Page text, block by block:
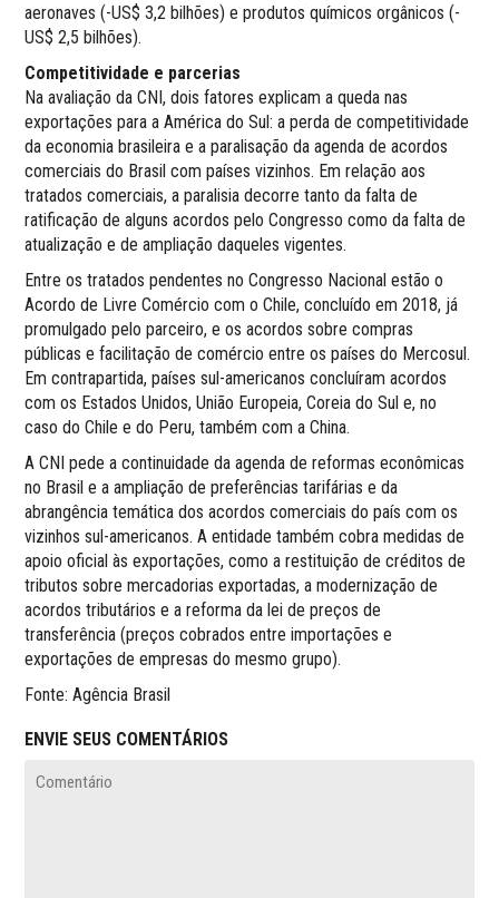
aeronaves (-US$ 3,2 bilhões) e produtos químicos orgânicos (-
US$ 2,5 bilhões).
Competitividade e parcerias
Na avaliação da CNI, dois fatores explicam a queda nas
exportações para a América do Sul: a perda de competitividade
da economia brasileira e a paralisação da agenda de acordos
comerciais do Brasil com países vizinhos. Em relação aos
tratados comerciais, a paralisia decorre tanto da falta de
ratificação de alguns acordos pelo Congresso como da falta de
atualização e de ampliação daqueles vigentes.
Entre os tratados pendentes no Congresso Nacional estão o
Acordo de Livre Comércio com o Chile, concluído em 2018, já
promulgado pelo parceiro, e os acordos sobre compras
públicas e facilitação de comércio entre os países do Mercosul.
Em contrapartida, países sul-americanos concluíram acordos
com os Estados Unidos, União Europeia, Coreia do Sul e, no
caso do Chile e do Peru, também com a China.
A CNI pede a continuidade da agenda de reformas econômicas
no Brasil e a ampliação de preferências tarifárias e da
abrangência temática dos acordos comerciais do país com os
vizinhos sul-americanos. A entidade também cobra medidas de
apoio oficial às exportações, como a restituição de créditos de
tributos sobre mercadorias exportadas, a modernização de
acordos tributários e a reforma da lei de preços de
transferência (preços cobrados entre importações e
exportações de empresas do mesmo grupo).
Fonte: Agência Brasil
ENVIE SEUS COMENTÁRIOS